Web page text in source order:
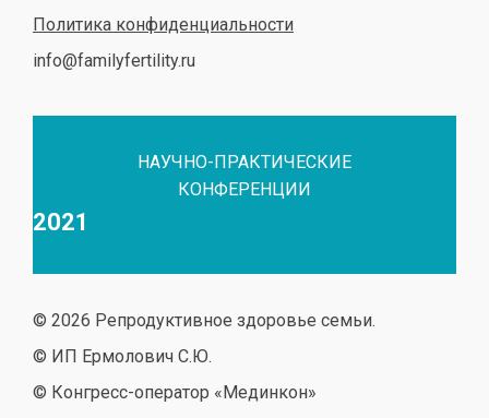
Политика конфиденциальности
info@familyfertility.ru
НАУЧНО-ПРАКТИЧЕСКИЕ
КОНФЕРЕНЦИИ
2021
© 2026 Репродуктивное здоровье семьи.
© ИП Ермолович С.Ю.
© Конгресс-оператор «Мединкон»